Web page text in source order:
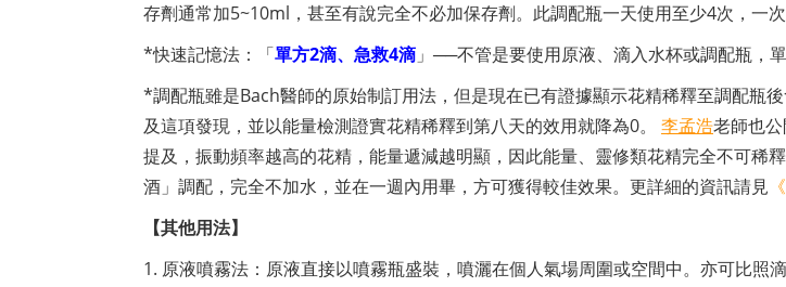
存劑通常加5~10ml，甚至有說完全不必加保存劑。此調配瓶一天使用至少4次，一次
*快速記憶法：「單方2滴、 急救4滴 」──不管是要使用原液、滴入水杯或調配瓶，
*調配瓶雖是Bach醫師的原始制訂用法，但是現在已有證據顯示花精稀釋至調配瓶
及這項發現，並以能量檢測證實花精稀釋到第八天的效用就降為0。 李孟浩老師也
提及，振動頻率越高的花精，能量遞減越明顯，因此能量、靈修類花精完全不可稀
酒」調配，完全不加水，並在一週內用畢，方可獲得較佳效果。更詳細的資訊請見
【其他用法】
1. 原液噴霧法：原液直接以噴霧瓶盛裝，噴灑在個人氣場周圍或空間中。亦可比照